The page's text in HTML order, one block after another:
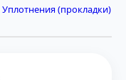
Уплотнения (прокладки)